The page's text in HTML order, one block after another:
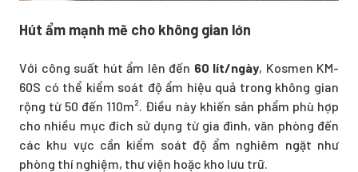
Hút ẩm mạnh mẽ cho không gian lớn
Với công suất hút ẩm lên đến 60 lít/ngày, Kosmen KM-
60S có thể kiểm soát độ ẩm hiệu quả trong không gian
rộng từ 50 đến 110m². Điều này khiến sản phẩm phù hợp
cho nhiều mục đích sử dụng từ gia đình, văn phòng đến
các khu vực cần kiểm soát độ ẩm nghiêm ngặt như
phòng thí nghiệm, thư viện hoặc kho lưu trữ.